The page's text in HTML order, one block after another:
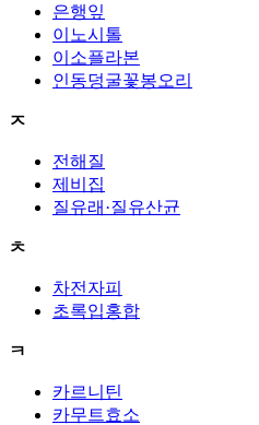
은행잎
이노시톨
이소플라본
인동덩굴꽃봉오리
ㅈ
전해질
제비집
질유래·질유산균
ㅊ
차전자피
초록입홍합
ㅋ
카르니틴
카무트효소